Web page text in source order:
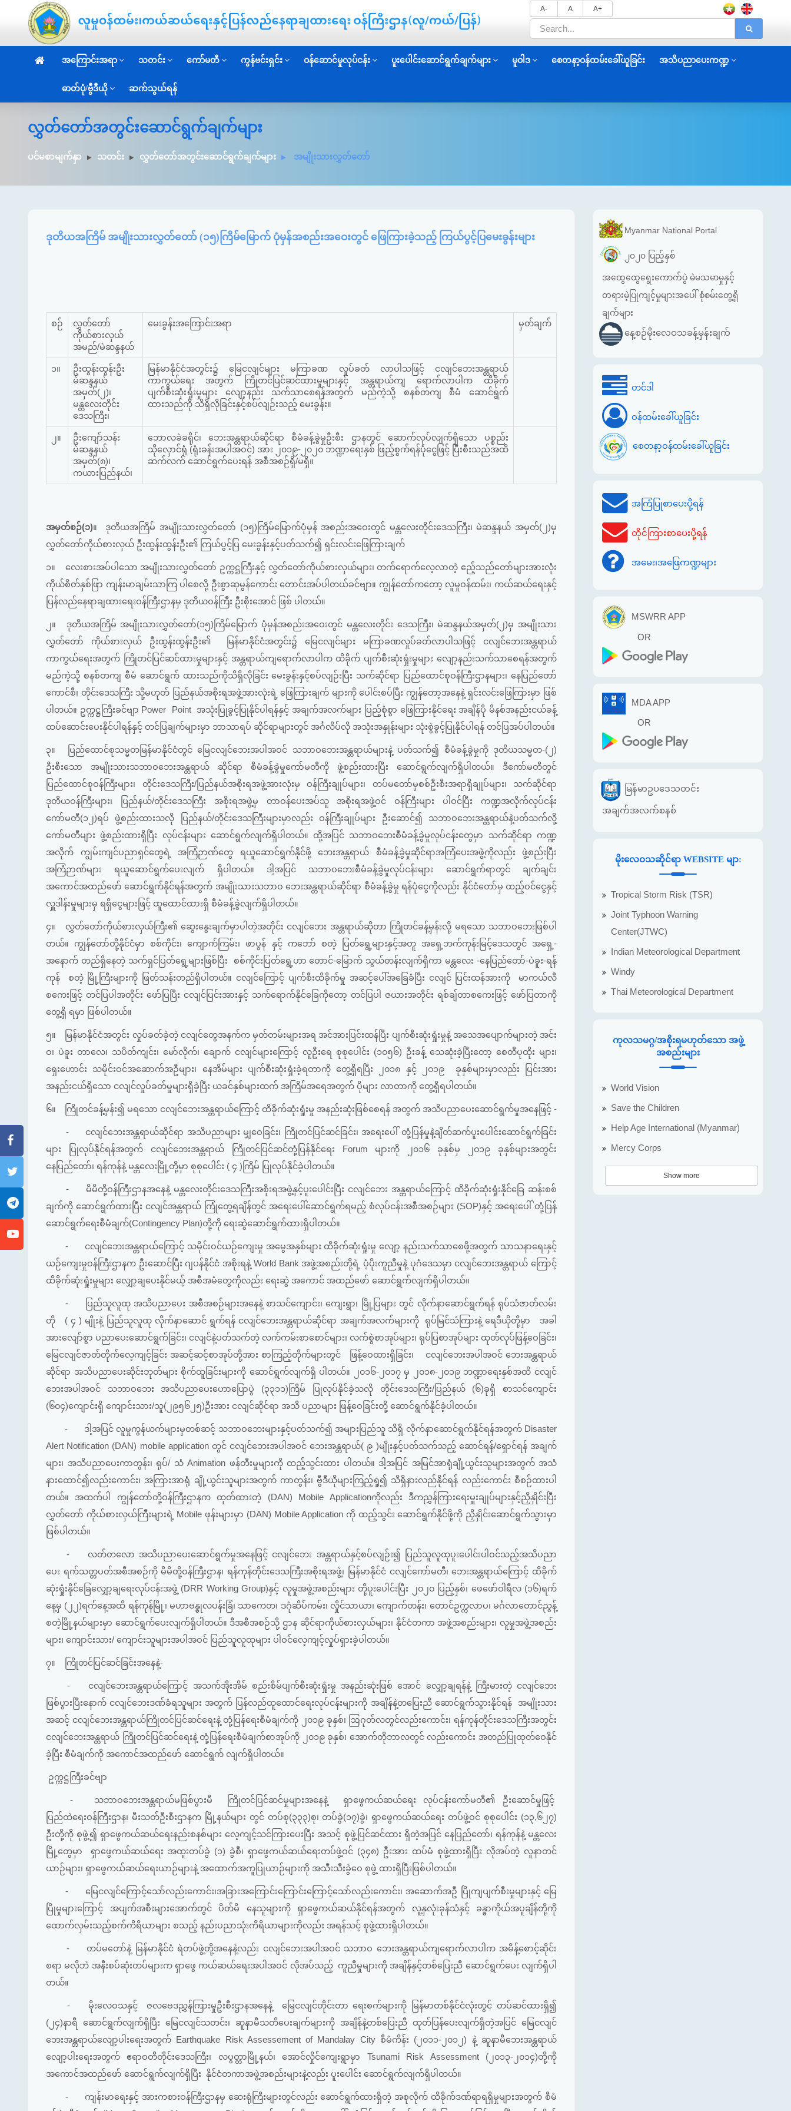
A- A A+
အကြောင်းအရာ သတင်း ကော်မတီ ကွန်ဗင်းရှင်း ဝန်ဆောင်မှုလုပ်ငန်း ပူးပေါင်းဆောင်ရွက်ချက်များ မူဝါဒ စေတနာ့ဝန်ထမ်းခေါ်ယူခြင်း အသိပညာပေးကဏ္ဍ
ဓာတ်ပုံ/ဗွီဒီယို ဆက်သွယ်ရန်
လွှတ်တော်အတွင်းဆောင်ရွက်ချက်များ
ပင်မစာမျက်နှာ သတင်း လွှတ်တော်အတွင်းဆောင်ရွက်ချက်များ အမျိုးသားလွှတ်တော်
ဒုတိယအကြိမ် အမျိုးသားလွှတ်တော် (၁၅)ကြိမ်မြောက် ပုံမှန်အစည်းအဝေးတွင် ဖြေကြားခဲ့သည့် ကြယ်ပွင့်ပြမေးခွန်းများ
စဉ်
လွှတ်တော်
ကိုယ်စားလှယ်
အမည်/မဲဆန္ဒနယ်
မေးခွန်းအကြောင်းအရာ မှတ်ချက်
၁။
ဦးထွန်းထွန်းဦး
မဲဆန္ဒနယ်
အမှတ်(၂)၊
မန္တလေးတိုင်း
ဒေသကြီး၊
မြန်မာနိုင်ငံအတွင်း၌ မြေငလျင်များ မကြာခဏ လှုပ်ခတ် လာပါသဖြင့် ငလျင်ဘေးအန္တရာယ်
ကာကွယ်ရေး အတွက် ကြိုတင်ပြင်ဆင်ထားမှုများနှင့် အန္တရာယ်ကျ ရောက်လာပါက ထိခိုက်
ပျက်စီးဆုံးရှုံးမှုများ လျော့နည်း သက်သာစေရန်အတွက် မည်ကဲ့သို့ စနစ်တကျ စီမံ ဆောင်ရွက်
ထားသည်ကို သိရှိလိုခြင်းနှင့်စပ်လျဉ်းသည့် မေးခွန်း။
၂။
ဦးကျော်သန်း
မဲဆန္ဒနယ်
အမှတ်(၈)၊
ကယားပြည်နယ်၊
ဘောလခဲခရိုင်၊ ဘေးအန္တရာယ်ဆိုင်ရာ စီမံခန့်ခွဲမှုဦးစီး ဌာနတွင် ဆောက်လုပ်လျက်ရှိသော ပစ္စည်း
သိုလှောင်ရုံ (ရုံးခန်းအပါအဝင်) အား ၂၀၁၉-၂၀၂၀ ဘဏ္ဍာရေးနှစ် ဖြည့်စွက်ရန်ပုံငွေဖြင့် ပြီးစီးသည်အထိ
ဆက်လက် ဆောင်ရွက်ပေးရန် အစီအစဉ်ရှိ/မရှိ။
အမှတ်စဉ်(၁)။
ဒုတိယအကြိမ် အမျိုးသားလွှတ်တော် (၁၅)ကြိမ်မြောက်ပုံမှန် အစည်းအ‌ဝေးတွင် မန္တလေးတိုင်းဒေသကြီး၊ မဲဆန္ဒနယ် အမှတ်(၂)မှ
လွှတ်တော်ကိုယ်စားလှယ် ဦးထွန်းထွန်းဦး၏ ကြယ်ပွင့်ပြ မေးခွန်းနှင့်ပတ်သက်၍ ရှင်းလင်းဖြေကြားချက်
၁။
လေးစားအပ်ပါသော အမျိုးသားလွှတ်တော် ဥက္ကဋ္ဌကြီးနှင့် လွှတ်တော်ကိုယ်စားလှယ်များ၊ တက်ရောက်လေ့လာတဲ့ ဧည့်သည်တော်များအားလုံး
ကိုယ်စိတ်နှစ်ဖြာ ကျန်းမာချမ်းသာကြ ပါစေလို့ ဦးစွာဆုမွန်ကောင်း တောင်းအပ်ပါတယ်ခင်ဗျာ။ ကျွန်တော်ကတော့ လူမှုဝန်ထမ်း၊ ကယ်ဆယ်ရေးနှင့်
ပြန်လည်နေရာချထားရေးဝန်ကြီးဌာနမှ ဒုတိယဝန်ကြီး ဦးစိုးအောင် ဖြစ် ပါတယ်။
၂။
ဒုတိယအကြိမ် အမျိုးသားလွှတ်တော်(၁၅)ကြိမ်မြောက် ပုံမှန်အစည်းအဝေးတွင် မန္တလေးတိုင်း ဒေသကြီး၊ မဲဆန္ဒနယ်အမှတ်(၂)မှ အမျိုးသား
လွှတ်တော် ကိုယ်စားလှယ် ဦးထွန်းထွန်းဦး၏ မြန်မာနိုင်ငံအတွင်း၌ မြေငလျင်များ မကြာခဏလှုပ်ခတ်လာပါသဖြင့် ငလျင်ဘေးအန္တရာယ်
ကာကွယ်ရေးအတွက် ကြိုတင်ပြင်ဆင်ထားမှုများနှင့် အန္တရာယ်ကျရောက်လာပါက ထိခိုက် ပျက်စီးဆုံးရှုံးမှုများ လျော့နည်းသက်သာစေရန်အတွက်
မည်ကဲ့သို့ စနစ်တကျ စီမံ ဆောင်ရွက် ထားသည်ကိုသိရှိလိုခြင်း မေးခွန်းနှင့်စပ်လျဉ်းပြီး သက်ဆိုင်ရာ ပြည်ထောင်စုဝန်ကြီးဌာနများ၊ နေပြည်တော်
ကောင်စီ၊ တိုင်းဒေသကြီး သို့မဟုတ် ပြည်နယ်အစိုးရအဖွဲ့အားလုံးရဲ့ ဖြေကြားချက် များကို ပေါင်းစပ်ပြီး ကျွန်တော့အနေနဲ့ ရှင်းလင်းဖြေကြားမှာ ဖြစ်
ပါတယ်။ ဥက္ကဋ္ဌကြီးခင်ဗျာ Power Point အသုံးပြုခွင့်ပြုနိုင်ပါရန်နှင့် အချက်အလက်များ ပြည့်စုံစွာ ဖြေကြားနိုင်ရေး အချိန်ပို မိနစ်အနည်းငယ်ခန့်
ထပ်ဆောင်းပေးနိုင်ပါရန်နှင့် တင်ပြချက်များမှာ ဘာသာရပ် ဆိုင်ရာများတွင် အင်္ဂလိပ်လို အသုံးအနှုန်းများ သုံးစွဲခွင့်ပြုနိုင်ပါရန် တင်ပြအပ်ပါတယ်။
၃။
ပြည်ထောင်စုသမ္မတမြန်မာနိုင်ငံတွင် မြေငလျင်ဘေးအပါအဝင် သဘာဝဘေးအန္တရာယ်များနဲ့ ပတ်သက်၍ စီမံခန့်ခွဲမှုကို ဒုတိယသမ္မတ-(၂)
ဦးစီးသော အမျိုးသားသဘာဝဘေးအန္တရာယ် ဆိုင်ရာ စီမံခန့်ခွဲမှုကော်မတီကို ဖွဲ့စည်းထားပြီး ဆောင်ရွက်လျက်ရှိပါတယ်။ ဒီကော်မတီတွင်
ပြည်ထောင်စုဝန်ကြီးများ၊ တိုင်းဒေသကြီး/ပြည်နယ်အစိုးရအဖွဲ့အားလုံးမှ ဝန်ကြီးချုပ်များ၊ တပ်မတော်မှစစ်ဦးစီးအရာရှိချုပ်များ၊ သက်ဆိုင်ရာ
ဒုတိယဝန်ကြီးများ၊ ပြည်နယ်/တိုင်းဒေသကြီး အစိုးရအဖွဲ့မှ တာဝန်ပေးအပ်သူ အစိုးရအဖွဲ့ဝင် ဝန်ကြီးများ ပါဝင်ပြီး ကဏ္ဍအလိုက်လုပ်ငန်း
ကော်မတီ(၁၂)ရပ် ဖွဲ့စည်းထားသလို ပြည်နယ်/တိုင်းဒေသကြီးများမှာလည်း ဝန်ကြီးချုပ်များ ဦးဆောင်၍ သဘာဝဘေးအန္တရာယ်နဲ့ပတ်သက်လို့
ကော်မတီများ ဖွဲ့စည်းထားရှိပြီး လုပ်ငန်းများ ဆောင်ရွက်လျက်ရှိပါတယ်။ ထို့အပြင် သဘာဝဘေးစီမံခန့်ခွဲမှုလုပ်ငန်းတွေမှာ သက်ဆိုင်ရာ ကဏ္ဍ
အလိုက် ကျွမ်းကျင်ပညာရှင်တွေရဲ့ အကြံဉာဏ်တွေ ရယူဆောင်ရွက်နိုင်ဖို့ ဘေးအန္တရာယ် စီမံခန့်ခွဲမှုဆိုင်ရာအကြံပေးအဖွဲ့ကိုလည်း ဖွဲ့စည်းပြီး
အကြံဉာဏ်များ ရယူဆောင်ရွက်ပေးလျက် ရှိပါတယ်။ ဒါ့အပြင် သဘာဝဘေးစီမံခန့်ခွဲမှုလုပ်ငန်းများ ဆောင်ရွက်ရာတွင် ချက်ချင်း
အကောင်အထည်ဖော် ဆောင်ရွက်နိုင်ရန်အတွက် အမျိုးသားသဘာဝ ဘေးအန္တရာယ်ဆိုင်ရာ စီမံခန့်ခွဲမှု ရန်ပုံငွေကိုလည်း နိုင်ငံတော်မှ ထည့်ဝင်ငွေနှင့်
လှူဒါန်းမှုများမှ ရရှိငွေများဖြင့် ထူထောင်ထားရှိ စီမံခန့်ခွဲလျက်ရှိပါတယ်။
၄။
လွှတ်တော်ကိုယ်စားလှယ်ကြီး၏ ဆွေးနွေးချက်မှာပါတဲ့အတိုင်း ငလျင်ဘေး အန္တရာယ်ဆိုတာ ကြိုတင်ခန့်မှန်းလို့ မရသော သဘာဝဘေးဖြစ်ပါ
တယ်။ ကျွန်တော်တို့နိုင်ငံမှာ စစ်ကိုင်း၊ ကျောက်ကြမ်း၊ ဖာပွန် နှင့် ကဘော် စတဲ့ ပြတ်ရွေ့များနှင့်အတူ အရှေ့ဘက်ကုန်းမြင့်ဒေသတွင် အရှေ့-
အနောက် တည်ရှိနေတဲ့ သက်ရှင်ပြတ်ရွေ့များဖြစ်ပြီး စစ်ကိုင်းပြတ်ရွေ့ဟာ တောင်-မြောက် သွယ်တန်းလျက်ရှိကာ မန္တလေး -နေပြည်တော်-ပဲခူး-ရန်
ကုန် စတဲ့ မြို့ကြီးများကို ဖြတ်သန်းတည်ရှိပါတယ်။ ငလျင်ကြောင့် ပျက်စီးထိခိုက်မှု အဆင့်ပေါ်အခြေခံပြီး ငလျင် ပြင်းထန်အားကို မာကယ်လီ
စကေးဖြင့် တင်ပြပါအတိုင်း ဖော်ပြပြီး ငလျင်ပြင်းအားနှင့် သက်ရောက်နိုင်ခြေကိုတော့ တင်ပြပါ ဇယားအတိုင်း ရစ်ချ်တာစကေးဖြင့် ဖော်ပြတာကို
တွေ့ရှိ ရမှာ ဖြစ်ပါတယ်။
၅။
မြန်မာနိုင်ငံအတွင်း လှုပ်ခတ်ခဲ့တဲ့ ငလျင်တွေအနက်က မှတ်တမ်းများအရ အင်အားပြင်းထန်ပြီး ပျက်စီးဆုံးရှုံးမှုနဲ့ အသေအပျောက်များတဲ့ အင်း
ဝ၊ ပဲခူး တာလေ၊ သပိတ်ကျင်း၊ မော်လိုက်၊ ချောက် ငလျင်များကြောင့် လူဦးရေ စုစုပေါင်း (၁၀၅၆) ဦးခန့် သေဆုံးခဲ့ပြီးတော့ စေတီပုထိုး များ၊
ရှေးဟောင်း သမိုင်းဝင်အဆောက်အဦများ၊ နေအိမ်များ ပျက်စီးဆုံးရှုံးခဲ့ရတာကို တွေ့ရှိရပြီး ၂၀၁၈ နှင့် ၂၀၁၉ ခုနှစ်များမှာလည်း ပြင်းအား
အနည်းငယ်ရှိသော ငလျင်လှုပ်ခတ်မှုများရှိခဲ့ပြီး ယခင်နှစ်များထက် အကြိမ်အရေအတွက် ပိုများ လာတာကို တွေ့ရှိရပါတယ်။
၆။ ကြိုတင်ခန့်မှန်း၍ မရသော ငလျင်ဘေးအန္တရာယ်ကြောင့် ထိခိုက်ဆုံးရှုံးမှု အနည်းဆုံးဖြစ်စေရန် အတွက် အသိပညာပေးဆောင်ရွက်မှုအနေဖြင့် -
-
ငလျင်ဘေးအန္တရာယ်ဆိုင်ရာ အသိပညာများ မျှဝေခြင်း၊ ကြိုတင်ပြင်ဆင်ခြင်း၊ အရေးပေါ် တုံ့ပြန်မှုနဲ့ချိတ်ဆက်ပူးပေါင်းဆောင်ရွက်ခြင်း
များ ပြုလုပ်နိုင်ရန်အတွက် ငလျင်ဘေးအန္တရာယ် ကြိုတင်ပြင်ဆင်တုံ့ပြန်နိုင်ရေး Forum များကို ၂၀၁၆ ခုနှစ်မှ ၂၀၁၉ ခုနှစ်များအတွင်း
နေပြည်တော်၊ ရန်ကုန်နဲ့ မန္တလေးမြို့တို့မှာ စုစုပေါင်း ( ၄ )ကြိမ် ပြုလုပ်နိုင်ခဲ့ပါတယ်။
-
မိမိတို့ဝန်ကြီးဌာနအနေနဲ့ မန္တလေးတိုင်းဒေသကြီးအစိုးရအဖွဲ့နှင့်ပူးပေါင်းပြီး ငလျင်ဘေး အန္တရာယ်ကြောင့် ထိခိုက်ဆုံးရှုံးနိုင်ခြေ ဆန်းစစ်
ချက်ကို ဆောင်ရွက်ထားပြီး ငလျင်အန္တရာယ် ကြုံတွေ့ရချိန်တွင် အရေးပေါ်ဆောင်ရွက်ရမည့် စံလုပ်ငန်းအစီအစဉ်များ (SOP)နှင့် အရေးပေါ် တုံ့ပြန်
ဆောင်ရွက်ရေးစီမံချက်(Contingency Plan)တို့ကို ရေးဆွဲဆောင်ရွက်ထားရှိပါတယ်။
-
ငလျင်ဘေးအန္တရာယ်ကြောင့် သမိုင်းဝင်ယဉ်ကျေးမှု အမွေအနှစ်များ ထိခိုက်ဆုံးရှုံးမှု လျော့ နည်းသက်သာစေဖို့အတွက် သာသနာရေးနှင့်
ယဉ်ကျေးမှုဝန်ကြီးဌာနက ဦးဆောင်ပြီး ဂျပန်နိုင်ငံ အစိုးရနဲ့ World Bank အဖွဲ့အစည်းတို့ရဲ့ ပံ့ပိုးကူညီမှုနဲ့ ပုဂံဒေသမှာ ငလျင်ဘေးအန္တရာယ် ကြောင့်
ထိခိုက်ဆုံးရှုံးမှုများ လျှော့ချပေးနိုင်မယ့် အစီအမံတွေကိုလည်း ရေးဆွဲ အကောင် အထည်ဖော် ဆောင်ရွက်လျက်ရှိပါတယ်။
-
ပြည်သူလူထု အသိပညာပေး အစီအစဉ်များအနေနဲ့ စာသင်ကျောင်း၊ ကျေးရွာ၊ မြို့ပြများ တွင် လိုက်နာဆောင်ရွက်ရန် ရုပ်သံဇာတ်လမ်း
တို ( ၄ ) မျိုးနဲ့ ပြည်သူလူထု လိုက်နာဆောင် ရွက်ရန် ငလျင်ဘေးအန္တရာယ်ဆိုင်ရာ အချက်အလက်များကို ရုပ်မြင်သံကြားနဲ့ ရေဒီယိုတို့မှာ အခါ
အားလျော်စွာ ပညာပေးဆောင်ရွက်ခြင်း၊ ငလျင်နဲ့ပတ်သက်တဲ့ လက်ကမ်းစာစောင်များ၊ လက်စွဲစာအုပ်များ၊ ရုပ်ပြစာအုပ်များ ထုတ်လုပ်ဖြန့်ဝေခြင်း၊
မြေငလျင်ဇာတ်တိုက်လေ့ကျင့်ခြင်း အဆင့်ဆင့်စာအုပ်တို့အား စာကြည့်တိုက်များတွင် ဖြန့်ဝေထားရှိခြင်း၊ ငလျင်ဘေးအပါအဝင် ဘေးအန္တရာယ်
ဆိုင်ရာ အသိပညာပေးဆိုင်းဘုတ်များ စိုက်ထူခြင်းများကို ဆောင်ရွက်လျက်ရှိ ပါတယ်။ ၂၀၁၆-၂၀၁၇ မှ ၂၀၁၈-၂၀၁၉ ဘဏ္ဍာရေးနှစ်အထိ ငလျင်
ဘေးအပါအဝင် သဘာဝဘေး အသိပညာပေးဟောပြောပွဲ (၃၃၁၁)ကြိမ် ပြုလုပ်နိုင်ခဲ့သလို တိုင်းဒေသကြီး/ပြည်နယ် (၆)ခုရှိ စာသင်ကျောင်း
(၆၀၄)ကျောင်းရှိ ကျောင်းသား/သူ(၂၉၅၆၂၅)ဦးအား ငလျင်ဆိုင်ရာ အသိ ပညာများ ဖြန့်ဝေခြင်းတို့ ဆောင်ရွက်နိုင်ခဲ့ပါတယ်။
-
ဒါ့အပြင် လူမှုကွန်ယက်များမှတစ်ဆင့် သဘာဝဘေးများနှင့်ပတ်သက်၍ အများပြည်သူ သိရှိ လိုက်နာဆောင်ရွက်နိုင်ရန်အတွက် Disaster
Alert Notification (DAN) mobile application တွင် ငလျင်ဘေးအပါအဝင် ဘေးအန္တရာယ်( ၉ )မျိုးနှင့်ပတ်သက်သည့် ဆောင်ရန်/ရှောင်ရန် အချက်
များ၊ အသိပညာပေးကာတွန်း၊ ရုပ်/ သံ Animation ဖန်တီးမှုများကို ထည့်သွင်းထား ပါတယ်။ ဒါ့အပြင် အမြင်အာရုံချို့ယွင်းသူများအတွက် အသံ
နားထောင်၍လည်းကောင်း၊ အကြားအာရုံ ချို့ယွင်းသူများအတွက် ကာတွန်း၊ ဗွီဒီယိုများကြည့်ရှု၍ သိရှိနားလည်နိုင်ရန် လည်းကောင်း စီစဉ်ထားပါ
တယ်။ အထက်ပါ ကျွန်တော်တို့ဝန်ကြီးဌာနက ထုတ်ထားတဲ့ (DAN) Mobile Applicationကိုလည်း ဒီကညွှန်ကြားရေးမှူးချုပ်များနှင့်ညှိနှိုင်းပြီး
လွှတ်တော် ကိုယ်စားလှယ်ကြီးများရဲ့ Mobile ဖုန်းများမှာ (DAN) Mobile Application ကို ထည့်သွင်း ဆောင်ရွက်နိုင်ဖို့ကို ညှိနှိုင်းဆောင်ရွက်သွားမှာ
ဖြစ်ပါတယ်။
-
လတ်တလော အသိပညာပေးဆောင်ရွက်မှုအနေဖြင့် ငလျင်ဘေး အန္တရာယ်နှင့်စပ်လျဉ်း၍ ပြည်သူလူထုပူးပေါင်းပါဝင်သည့်အသိပညာ
ပေး ရက်သတ္တပတ်အစီအစဉ်ကို မိမိတို့ဝန်ကြီးဌာန၊ ရန်ကုန်တိုင်းဒေသကြီးအစိုးရအဖွဲ့၊ မြန်မာနိုင်ငံ ငလျင်ကော်မတီ၊ ဘေးအန္တရာယ်ကြောင့် ထိခိုက်
ဆုံးရှုံးနိုင်ခြေလျှော့ချရေးလုပ်ငန်းအဖွဲ့ (DRR Working Group)နှင့် လူမှုအဖွဲ့အစည်းများ တို့ပူးပေါင်းပြီး ၂၀၂၀ ပြည့်နှစ်၊ ဖေဖော်ဝါရီလ (၁၆)ရက်
နေ့မှ (၂၂)ရက်နေ့အထိ ရန်ကုန်မြို့၊ မဟာဗန္ဓုလပန်းခြံ၊ သာကေတ၊ ဒဂုံဆိပ်ကမ်း၊ လှိုင်သာယာ၊ ကျောက်တန်း၊ တောင်ဥက္ကလာပ၊ မင်္ဂလာတောင်ညွန့်
စတဲ့မြို့နယ်များမှာ ဆောင်ရွက်ပေးလျက်ရှိပါတယ်။ ဒီအစီအစဉ်သို့ ဌာန ဆိုင်ရာကိုယ်စားလှယ်များ၊ နိုင်ငံတကာ အဖွဲ့အစည်းများ၊ လူမှုအဖွဲ့အစည်း
များ၊ ကျောင်းသား/ ကျောင်းသူများအပါအဝင် ပြည်သူလူထုများ ပါဝင်လေ့ကျင့်လှုပ်ရှားခဲ့ပါတယ်။
၇။ ကြိုတင်ပြင်ဆင်ခြင်းအနေနဲ့-
-
ငလျင်ဘေးအန္တရာယ်ကြောင့် အသက်အိုးအိမ် စည်းစိမ်ပျက်စီးဆုံးရှုံးမှု အနည်းဆုံးဖြစ် အောင် လျှော့ချရန်နဲ့ ကြီးမားတဲ့ ငလျင်ဘေး
ဖြစ်ပွားပြီးနောက် ငလျင်ဘေးဒဏ်ခံရသူများ အတွက် ပြန်လည်ထူထောင်ရေးလုပ်ငန်းများကို အချိန်နဲ့တပြေးညီ ဆောင်ရွက်သွားနိုင်ရန် အမျိုးသား
အဆင့် ငလျင်ဘေးအန္တရာယ်ကြိုတင်ပြင်ဆင်ရေးနဲ့ တုံ့ပြန်ရေးစီမံချက်ကို ၂၀၁၉ ခုနှစ်၊ ဩဂုတ်လတွင်လည်းကောင်း၊ ရန်ကုန်တိုင်းဒေသကြီးအတွင်း
ငလျင်ဘေးအန္တရာယ် ကြိုတင်ပြင်ဆင်ရေးနဲ့ တုံ့ပြန်ရေးစီမံချက်စာအုပ်ကို ၂၀၁၉ ခုနှစ်၊ အောက်တိုဘာလတွင် လည်းကောင်း အတည်ပြုထုတ်ဝေနိုင်
ခဲ့ပြီး စီမံချက်ကို အကောင်အထည်ဖော် ဆောင်ရွက် လျက်ရှိပါတယ်။
ဥက္ကဋ္ဌကြီးခင်ဗျာ
-
သဘာဝဘေးအန္တရာယ်မဖြစ်ပွားမီ ကြိုတင်ပြင်ဆင်မှုများအနေနဲ့ ရှာဖွေကယ်ဆယ်ရေး လုပ်ငန်းကော်မတီ၏ ဦးဆောင်မှုဖြင့်
ပြည်ထဲရေးဝန်ကြီးဌာန၊ မီးသတ်ဦးစီးဌာနက မြို့နယ်များ တွင် တပ်စု(၃၃၃)စု၊ တပ်ခွဲ(၁၇)ခွဲ၊ ရှာဖွေကယ်ဆယ်ရေး တပ်ဖွဲ့ဝင် စုစုပေါင်း (၁၃,၆၂၇)
ဦးတို့ကို စုဖွဲ့၍ ရှာဖွေကယ်ဆယ်ရေးနည်းစနစ်များ လေ့ကျင့်သင်ကြားပေးပြီး အသင့် စုဖွဲ့ပြင်ဆင်ထား ရှိတဲ့အပြင် နေပြည်တော်၊ ရန်ကုန်နဲ့ မန္တလေး
မြို့တွေမှာ ရှာဖွေကယ်ဆယ်ရေး အထူးတပ်ခွဲ (၁) ခွဲစီ၊ ရှာဖွေကယ်ဆယ်ရေးတပ်ဖွဲ့ဝင် (၃၄၈) ဦးအား ထပ်မံ စုဖွဲ့ထားရှိပြီး လိုအပ်တဲ့ လူနာတင်
ယာဉ်များ၊ ရှာဖွေကယ်ဆယ်ရေးယာဉ်များနဲ့ အထောက်အကူပြုယာဉ်များကို အသီးသီးခွဲဝေ စုဖွဲ့ ထားရှိပြီးဖြစ်ပါတယ်။
-
မြေငလျင်ကြောင့်သော်လည်းကောင်း၊အခြားအကြောင်းကြောင်းကြောင့်သော်လည်းကောင်း၊ အဆောက်အဦ ပြိုကျပျက်စီးမှုများနှင့် မြေ
ပြိုမှုများကြောင့် အပျက်အစီးများအောက်တွင် ပိတ်မိ နေသူများကို ရှာဖွေကယ်ဆယ်နိုင်ရန်အတွက် လူ့နှလုံးခုန်သံနှင့် ခန္ဓာကိုယ်အပူချိန်တို့ကို
ထောက်လှမ်းသည့်စက်ကိရိယာများ စသည့် နည်းပညာသုံးကိရိယာများကိုလည်း အရန်သင့် စုဖွဲ့ထားရှိပါတယ်။
-
တပ်မတော်နဲ့ မြန်မာနိုင်ငံ ရဲတပ်ဖွဲ့တို့အနေနဲ့လည်း ငလျင်ဘေးအပါအဝင် သဘာဝ ဘေးအန္တရာယ်ကျရောက်လာပါက အမိန့်စောင့်ဆိုင်း
စရာ မလိုဘဲ အနီးစပ်ဆုံးတပ်များက ရှာဖွေ ကယ်ဆယ်ရေးအပါအဝင် လိုအပ်သည့် ကူညီမှုများကို အချိန်နှင့်တစ်ပြေးညီ ဆောင်ရွက်ပေး လျက်ရှိပါ
တယ်။
-
မိုးလေဝသနှင့် ဇလဗေဒညွှန်ကြားမှုဦးစီးဌာနအနေနဲ့ မြေငလျင်တိုင်းတာ ရေးစက်များကို မြန်မာတစ်နိုင်ငံလုံးတွင် တပ်ဆင်ထားရှိ၍
(၂၄)နာရီ ဆောင်ရွက်လျက်ရှိပြီး မြေငလျင်သတင်း၊ ဆူနာမီသတိပေးချက်များကို အချိန်နဲ့တစ်ပြေးညီ ထုတ်ပြန်ပေးလျက်ရှိတဲ့အပြင် မြေငလျင်
ဘေးအန္တရာယ်လျော့ပါးရေးအတွက် Earthquake Risk Assessement of Mandalay City စီမံကိန်း (၂၀၁၁-၂၀၁၂) နဲ့ ဆူနာမီဘေးအန္တရာယ်
လျော့ပါးရေးအတွက် ဧရာဝတီတိုင်းဒေသကြီး၊ လပွတ္တာမြို့နယ်၊ အောင်လှိုင်ကျေးရွာမှာ Tsunami Risk Assessment (၂၀၁၃-၂၀၁၄)တို့ကို
အကောင်အထည်ဖော် ဆောင်ရွက်လျက်ရှိပြီး နိုင်ငံတကာအဖွဲ့အစည်းများနဲ့လည်း ပူးပေါင်း ဆောင်ရွက်လျက်ရှိပါတယ်။
-
ကျန်းမာရေးနှင့် အားကစားဝန်ကြီးဌာနမှ ဆေးရုံကြီးများတွင်လည်း ဆောင်ရွက်ထားရှိတဲ့ အစုလိုက် ထိခိုက်ဒဏ်ရာရရှိမှုများအတွက် စီမံ
Myanmar National Portal
၂၀၂၀ ပြည့်နှစ်
အထွေထွေရွေးကောက်ပွဲ မဲမသမာမှုနှင့်
တရားမဲ့ပြုကျင့်မှုများအပေါ် စုံစမ်းတွေ့ရှိ
ချက်များ
နေ့စဉ်မိုးလေဝသခန့်မှန်းချက်
တင်ဒါ
ဝန်ထမ်းခေါ်ယူခြင်း
စေတနာ့ဝန်ထမ်းခေါ်ယူခြင်း
အကြံပြုစာပေးပို့ရန်
တိုင်ကြားစာပေးပို့ရန်
အမေး၊အဖြေကဏ္ဍများ
MSWRR APP
OR
MDA APP
OR
မြန်မာဥပဒေသတင်း
အချက်အလက်စနစ်
မိုးလေဝသဆိုင်ရာ WEBSITE မျာ:
Tropical Storm Risk (TSR)
Joint Typhoon Warning
Center(JTWC)
Indian Meteorological Department
Windy
Thai Meteorological Department
ကုလသမဂ္ဂ/အစိုးရမဟုတ်သော အဖွဲ့
အစည်းများ
World Vision
Save the Children
Help Age International (Myanmar)
Mercy Corps
Show more